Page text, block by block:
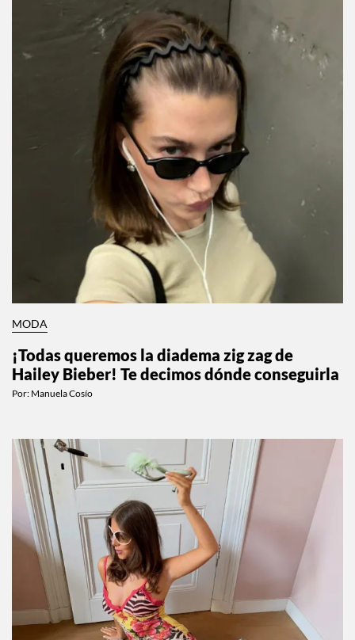
MODA
¡Todas queremos la diadema zig zag de
Hailey Bieber! Te decimos dónde conseguirla
Por: Manuela Cosío